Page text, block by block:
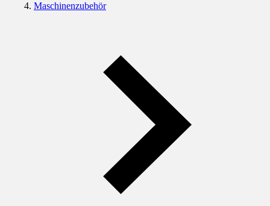
Maschinenzubehör